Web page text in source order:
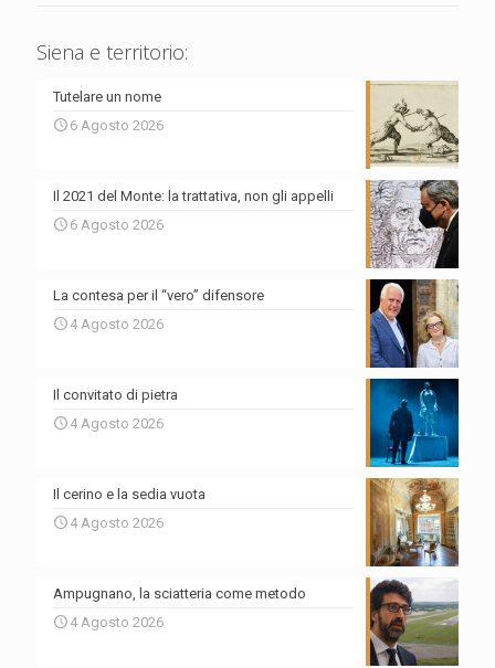
Siena e territorio:
Tutelare un nome
6 Agosto 2026
Il 2021 del Monte: la trattativa, non gli appelli
6 Agosto 2026
La contesa per il “vero” difensore
4 Agosto 2026
Il convitato di pietra
4 Agosto 2026
Il cerino e la sedia vuota
4 Agosto 2026
Ampugnano, la sciatteria come metodo
4 Agosto 2026